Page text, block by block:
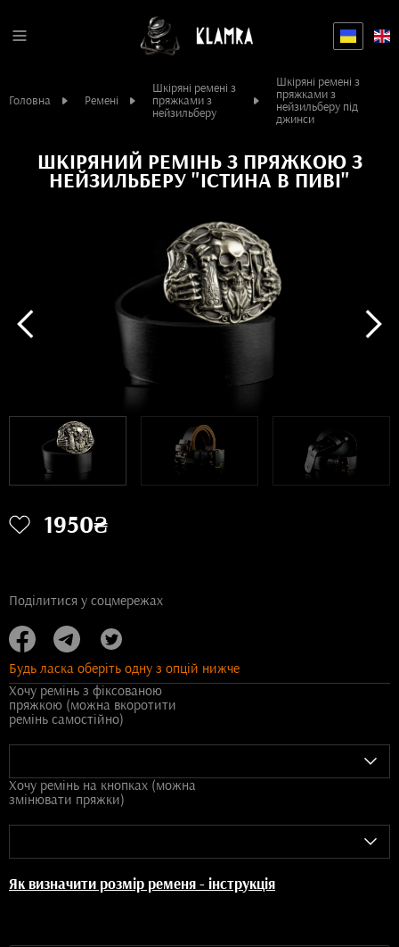
Головна Ремені
Шкіряні ремені з
пряжками з
нейзильберу
Шкіряні ремені з
пряжками з
нейзильберу під
джинси
ШКІРЯНИЙ РЕМІНЬ З ПРЯЖКОЮ З
НЕЙЗИЛЬБЕРУ "ІСТИНА В ПИВІ"
1950₴
Поділитися у соцмережах
Будь ласка оберіть одну з опцій нижче
Хочу ремінь з фіксованою
пряжкою (можна вкоротити
ремінь самостійно)
Хочу ремінь на кнопках (можна
змінювати пряжки)
Як визначити розмір ременя - інструкція